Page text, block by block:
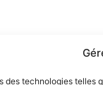
des technologies